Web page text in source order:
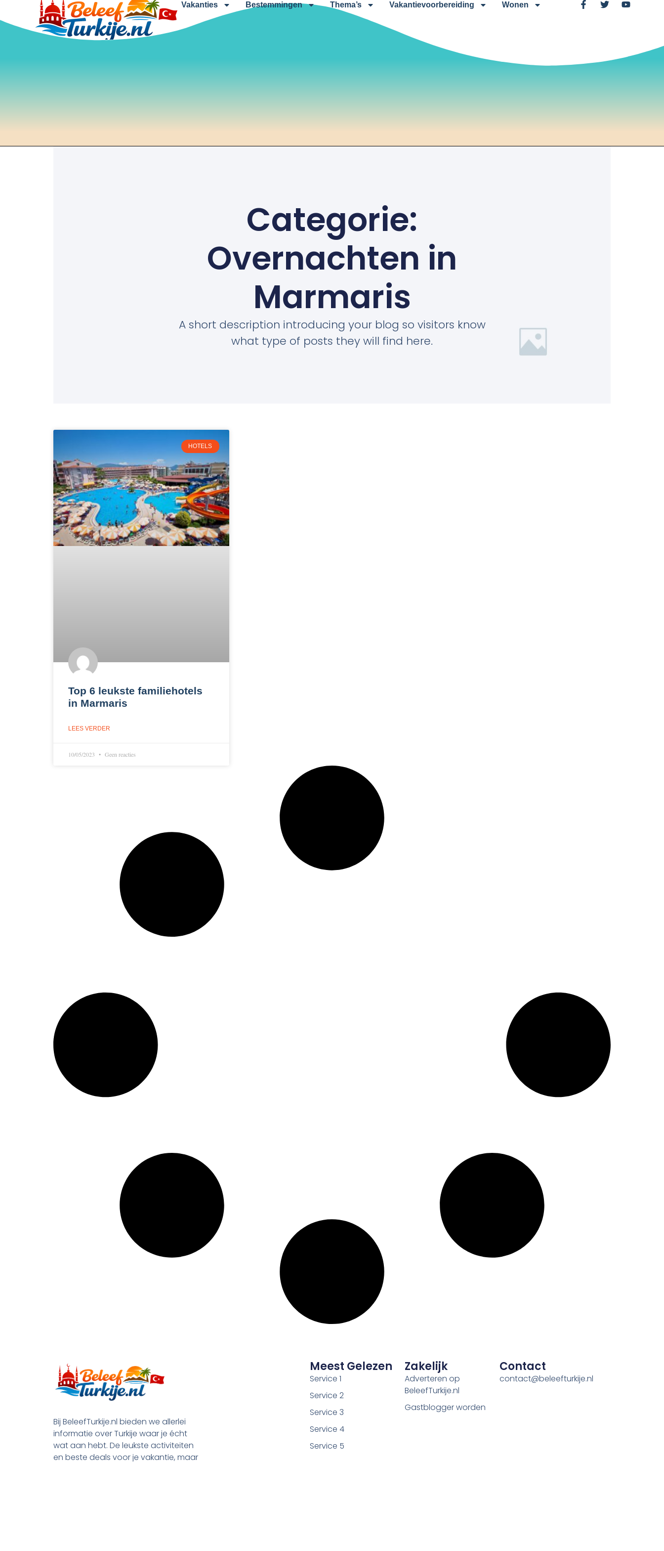
Vakanties Bestemmingen Thema’s Vakantievoorbereiding Wonen
Categorie:
Overnachten in
Marmaris
A short description introducing your blog so visitors know
what type of posts they will find here.
HOTELS
Top 6 leukste familiehotels
in Marmaris
LEES VERDER
10/05/2023 Geen reacties
Bij BeleefTurkije.nl bieden we allerlei
informatie over Turkije waar je écht
wat aan hebt. De leukste activiteiten
en beste deals voor je vakantie, maar
Meest Gelezen
Service 1
Service 2
Service 3
Service 4
Service 5
Zakelijk
Adverteren op
BeleefTurkije.nl
Gastblogger worden
Contact
contact@beleefturkije.nl